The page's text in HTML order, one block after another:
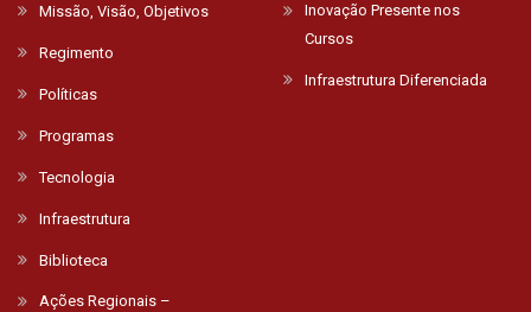
Missão, Visão, Objetivos
Regimento
Políticas
Programas
Tecnologia
Infraestrutura
Biblioteca
Ações Regionais –
Inovação Presente nos
Cursos
Infraestrutura Diferenciada